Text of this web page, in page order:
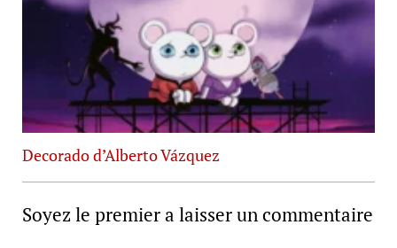
Decorado d’Alberto Vázquez
Soyez le premier a laisser un commentaire